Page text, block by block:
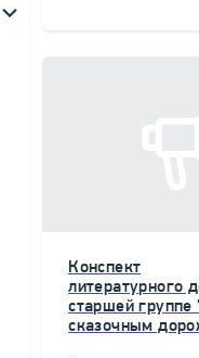
Конспект
литературного
старшей группе
сказочным